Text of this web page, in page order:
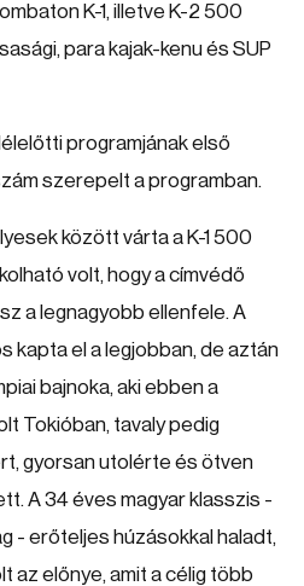
K-1, illetve K-2 500
para kajak-kenu és SUP
programjának első
szerepelt a programban.
között várta a K-1 500
volt, hogy a címvédő
a legnagyobb ellenfele. A
kapta el a legjobban, de aztán
bajnoka, aki ebben a
Tokióban, tavaly pedig
gyorsan utolérte és ötven
A 34 éves magyar klasszis -
- erőteljes húzásokkal haladt,
az előnye, amit a célig több